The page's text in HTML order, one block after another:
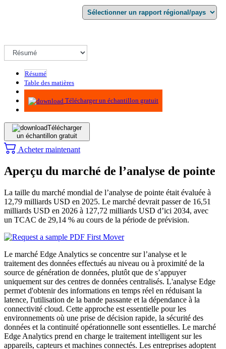
Résumé
Table des matières
Méthodologie
Télécharger un échantillon gratuit
Télécharger
un échantillon gratuit
Acheter maintenant
Aperçu du marché de l’analyse de pointe
La taille du marché mondial de l’analyse de pointe était évaluée à
12,79 milliards USD en 2025. Le marché devrait passer de 16,51
milliards USD en 2026 à 127,72 milliards USD d’ici 2034, avec
un TCAC de 29,14 % au cours de la période de prévision.
Le marché Edge Analytics se concentre sur l’analyse et le
traitement des données effectués au niveau ou à proximité de la
source de génération de données, plutôt que de s’appuyer
uniquement sur des centres de données centralisés. L'analyse Edge
permet d'obtenir des informations en temps réel en réduisant la
latence, l'utilisation de la bande passante et la dépendance à la
connectivité cloud. Cette approche est essentielle pour les
environnements où une prise de décision rapide, la sécurité des
données et la continuité opérationnelle sont essentielles. Le marché
Edge Analytics prend en charge le traitement intelligent sur les
appareils, capteurs et machines connectés. Les entreprises adoptent